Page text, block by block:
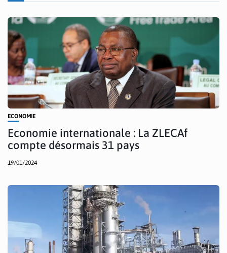
ECONOMIE
Economie internationale : La ZLECAf
compte désormais 31 pays
19/01/2024